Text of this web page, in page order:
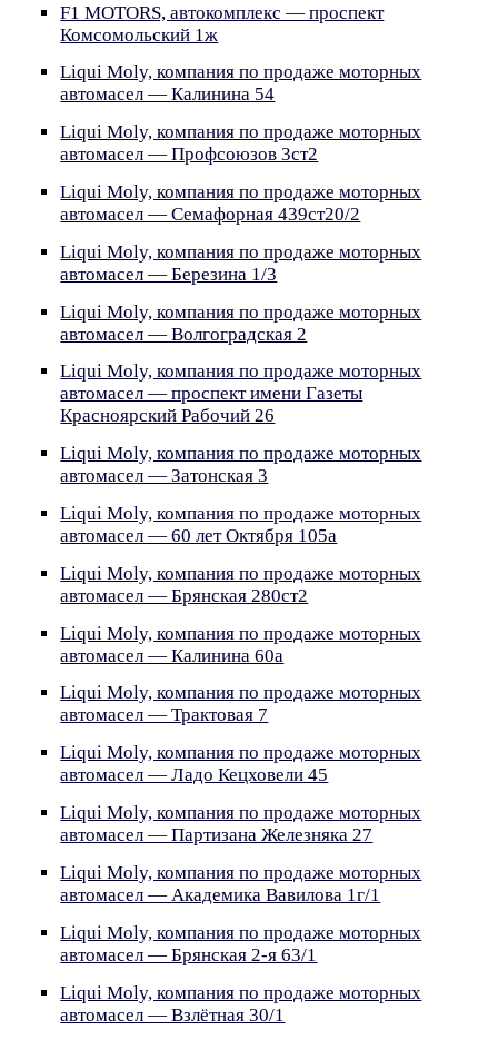
F1 MOTORS, автокомплекс — проспект
Комсомольский 1ж
Liqui Moly, компания по продаже моторных
автомасел — Калинина 54
Liqui Moly, компания по продаже моторных
автомасел — Профсоюзов 3ст2
Liqui Moly, компания по продаже моторных
автомасел — Семафорная 439ст20/2
Liqui Moly, компания по продаже моторных
автомасел — Березина 1/3
Liqui Moly, компания по продаже моторных
автомасел — Волгоградская 2
Liqui Moly, компания по продаже моторных
автомасел — проспект имени Газеты
Красноярский Рабочий 26
Liqui Moly, компания по продаже моторных
автомасел — Затонская 3
Liqui Moly, компания по продаже моторных
автомасел — 60 лет Октября 105а
Liqui Moly, компания по продаже моторных
автомасел — Брянская 280ст2
Liqui Moly, компания по продаже моторных
автомасел — Калинина 60а
Liqui Moly, компания по продаже моторных
автомасел — Трактовая 7
Liqui Moly, компания по продаже моторных
автомасел — Ладо Кецховели 45
Liqui Moly, компания по продаже моторных
автомасел — Партизана Железняка 27
Liqui Moly, компания по продаже моторных
автомасел — Академика Вавилова 1г/1
Liqui Moly, компания по продаже моторных
автомасел — Брянская 2-я 63/1
Liqui Moly, компания по продаже моторных
автомасел — Взлётная 30/1